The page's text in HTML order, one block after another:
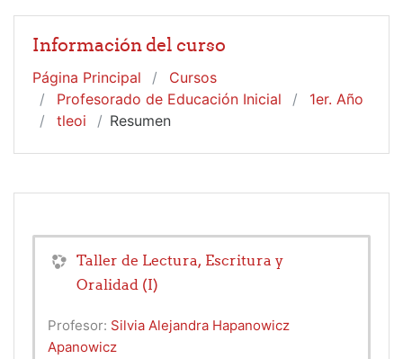
Información del curso
Página Principal
Cursos
Profesorado de Educación Inicial
1er. Año
tleoi
Resumen
Taller de Lectura, Escritura y
Oralidad (I)
Profesor: Silvia Alejandra Hapanowicz
Apanowicz